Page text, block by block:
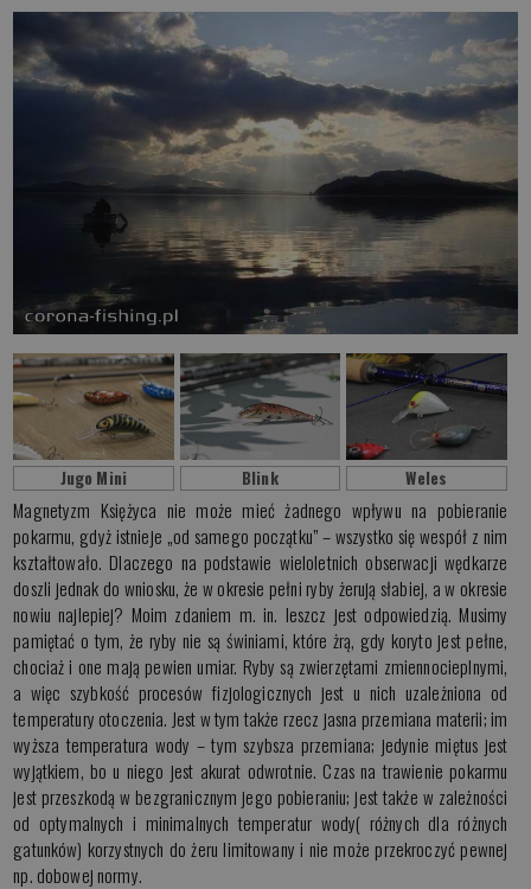
Jugo Mini Blink Weles
Magnetyzm Księżyca nie może mieć żadnego wpływu na pobieranie
pokarmu, gdyż istnieje „od samego początku” – wszystko się wespół z nim
kształtowało. Dlaczego na podstawie wieloletnich obserwacji wędkarze
doszli jednak do wniosku, że w okresie pełni ryby żerują słabiej, a w okresie
nowiu najlepiej? Moim zdaniem m. in. leszcz jest odpowiedzią. Musimy
pamiętać o tym, że ryby nie są świniami, które żrą, gdy koryto jest pełne,
chociaż i one mają pewien umiar. Ryby są zwierzętami zmiennocieplnymi,
a więc szybkość procesów fizjologicznych jest u nich uzależniona od
temperatury otoczenia. Jest w tym także rzecz jasna przemiana materii; im
wyższa temperatura wody – tym szybsza przemiana; jedynie miętus jest
wyjątkiem, bo u niego jest akurat odwrotnie. Czas na trawienie pokarmu
jest przeszkodą w bezgranicznym jego pobieraniu; jest także w zależności
od optymalnych i minimalnych temperatur wody( różnych dla różnych
gatunków) korzystnych do żeru limitowany i nie może przekroczyć pewnej
np. dobowej normy.